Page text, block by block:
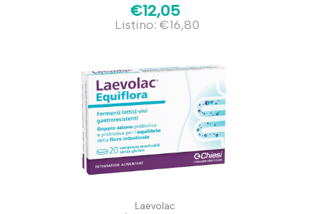
€12,05
Listino: €16,80
Laevolac